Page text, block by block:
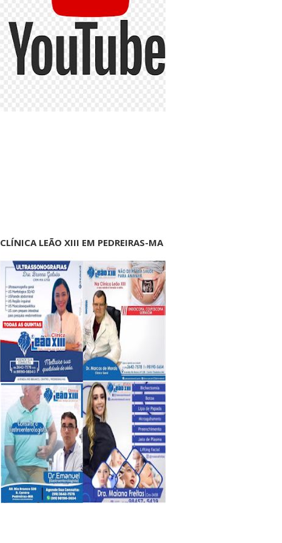
CLÍNICA LEÃO XIII EM PEDREIRAS-MA